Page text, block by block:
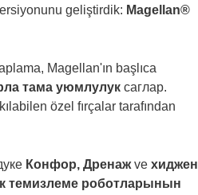
geliştirdik: Magellan®
Magellan'ın başlıca
тама уюмлулук саглар.
özel fırçalar tarafından
Конфор, Дренажve хиджен
темизлеме роботларынын